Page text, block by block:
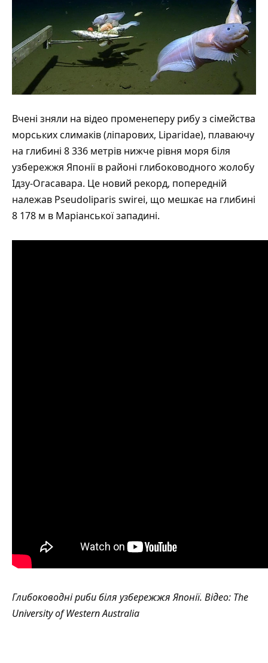
Вчені зняли на відео променеперу рибу з сімейства
морських слимаків (ліпарових, Liparidae), плаваючу
на глибині 8 336 метрів нижче рівня моря біля
узбережжя Японії в районі глибоководного жолобу
Ідзу-Огасавара. Це новий рекорд, попередній
належав Pseudoliparis swirei, що мешкає на глибині
8 178 м в Маріанської западині.
Глибоководні риби біля узбережжя Японії. Відео: The
University of Western Australia